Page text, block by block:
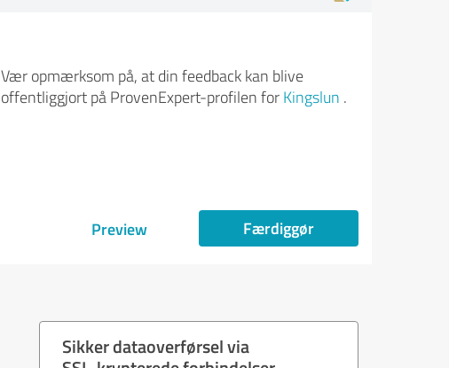
Vær opmærksom på, at din feedback kan blive
offentliggjort på ProvenExpert-profilen for Kingslun .
Preview Færdiggør
Sikker dataoverførsel via